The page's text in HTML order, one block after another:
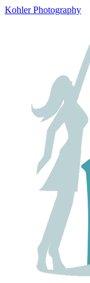
Kohler Photography